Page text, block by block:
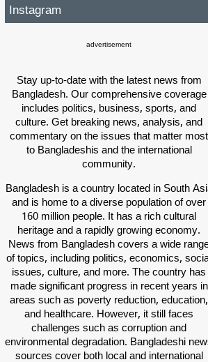
Instagram
advertisement
Stay up-to-date with the latest news from
Bangladesh. Our comprehensive coverage
includes politics, business, sports, and
culture. Get breaking news, analysis, and
commentary on the issues that matter most
to Bangladeshis and the international
community.
Bangladesh is a country located in South
and is home to a diverse population of over
160 million people. It has a rich cultural
heritage and a rapidly growing economy.
News from Bangladesh covers a wide
of topics, including politics, economics,
issues, culture, and more. The country has
made significant progress in recent years in
areas such as poverty reduction, education,
and healthcare. However, it still faces
challenges such as corruption and
environmental degradation. Bangladeshi
sources cover both local and international